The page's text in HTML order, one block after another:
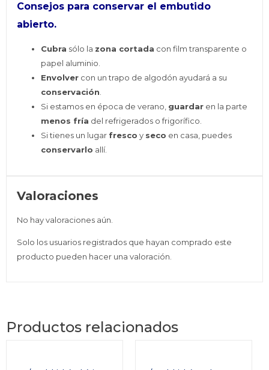
Consejos para conservar el embutido
abierto.
Cubra sólo la zona cortada con film transparente o
papel aluminio.
Envolver con un trapo de algodón ayudará a su
conservación.
Si estamos en época de verano, guardar en la parte
menos fría del refrigerados o frigorífico.
Si tienes un lugar fresco y seco en casa, puedes
conservarlo allí.
Valoraciones
No hay valoraciones aún.
Solo los usuarios registrados que hayan comprado este
producto pueden hacer una valoración.
Productos relacionados